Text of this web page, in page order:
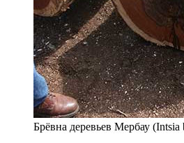
Брёвна деревьев Мербау (Intsia